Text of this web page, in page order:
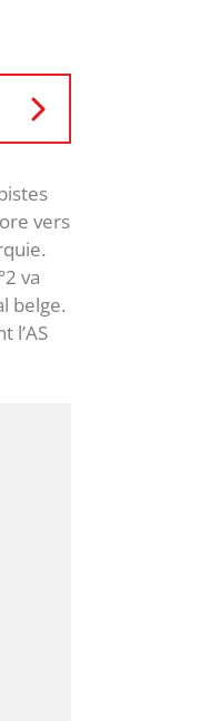
vers
va
belge.
l’AS